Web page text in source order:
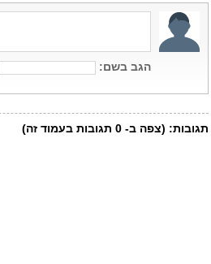
הגב בשם:
תגובות: (צפה ב- 0 תגובות בעמוד זה)